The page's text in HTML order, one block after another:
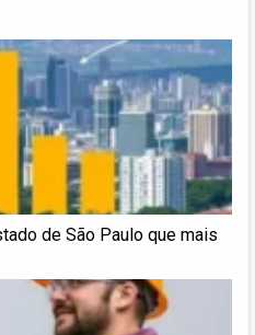
de São Paulo que mais